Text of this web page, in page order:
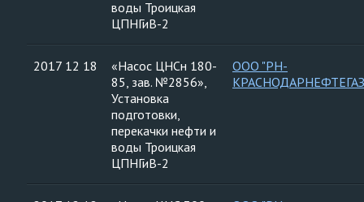
воды Троицкая
ЦПНГиВ-2
2017 12 18
«Насос ЦНСн 180-
85, зав. №2856»,
Установка
подготовки,
перекачки нефти и
воды Троицкая
ЦПНГиВ-2
ООО "РН-